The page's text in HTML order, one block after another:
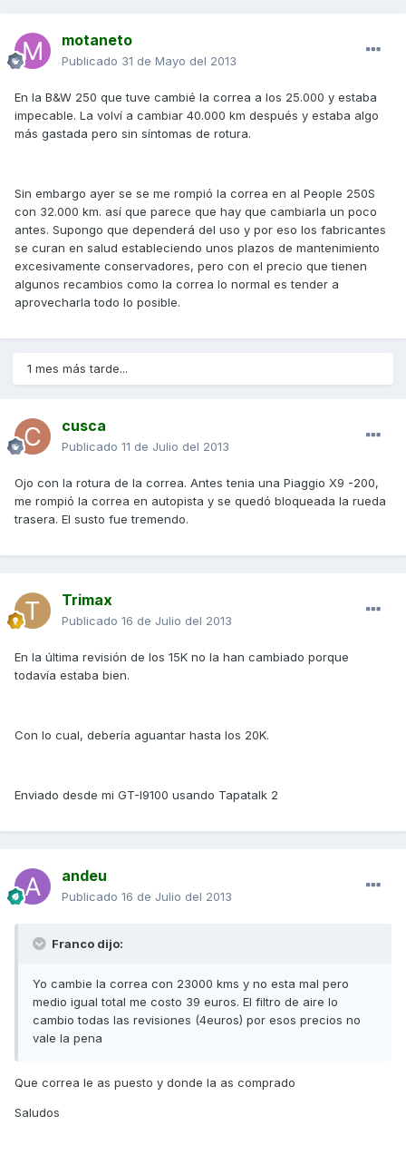
motaneto
Publicado 31 de Mayo del 2013
En la B&W 250 que tuve cambié la correa a los 25.000 y estaba
impecable. La volví a cambiar 40.000 km después y estaba algo
más gastada pero sin síntomas de rotura.
Sin embargo ayer se se me rompió la correa en al People 250S
con 32.000 km. así que parece que hay que cambiarla un poco
antes. Supongo que dependerá del uso y por eso los fabricantes
se curan en salud estableciendo unos plazos de mantenimiento
excesivamente conservadores, pero con el precio que tienen
algunos recambios como la correa lo normal es tender a
aprovecharla todo lo posible.
1 mes más tarde...
cusca
Publicado 11 de Julio del 2013
Ojo con la rotura de la correa. Antes tenia una Piaggio X9 -200,
me rompió la correa en autopista y se quedó bloqueada la rueda
trasera. El susto fue tremendo.
Trimax
Publicado 16 de Julio del 2013
En la última revisión de los 15K no la han cambiado porque
todavía estaba bien.
Con lo cual, debería aguantar hasta los 20K.
Enviado desde mi GT-I9100 usando Tapatalk 2
andeu
Publicado 16 de Julio del 2013
Franco dijo:
Yo cambie la correa con 23000 kms y no esta mal pero
medio igual total me costo 39 euros. El filtro de aire lo
cambio todas las revisiones (4euros) por esos precios no
vale la pena
Que correa le as puesto y donde la as comprado
Saludos